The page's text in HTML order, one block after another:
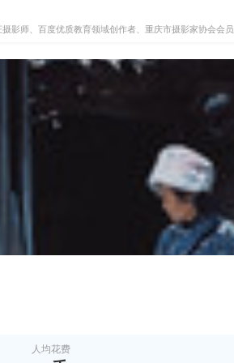
影师、百度优质教育领域创作者、重庆市摄影家协会会员
人均花费